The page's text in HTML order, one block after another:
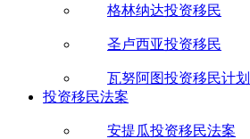
格林纳达投资移民
圣卢西亚投资移民
瓦努阿图投资移民计划
投资移民法案
安提瓜投资移民法案